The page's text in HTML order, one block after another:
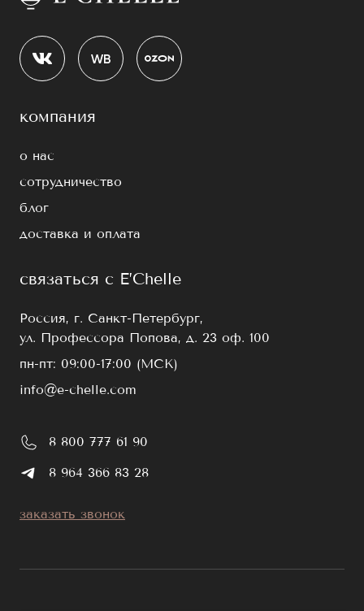
компания
о нас
сотрудничество
блог
доставка и оплата
связаться с E’Chelle
Россия, г. Санкт-Петербург,
ул. Профессора Попова, д. 23 оф. 100
пн-пт: 09:00-17:00 (МСК)
info@e-chelle.com
8 800 777 61 90
8 964 366 83 28
заказать звонок